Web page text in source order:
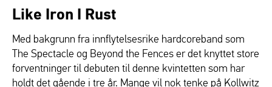
Like Iron I Rust
Med bakgrunn fra innflytelsesrike hardcoreband som
The Spectacle og Beyond the Fences er det knyttet store
forventninger til debuten til denne kvintetten som har
holdt det gående i tre år. Mange vil nok tenke på Kollwitz